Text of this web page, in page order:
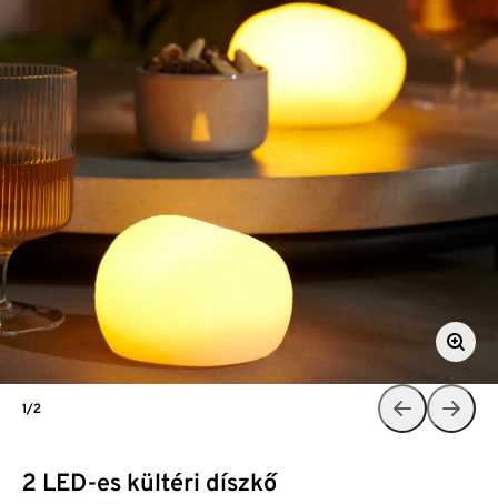
2 LED-es kültéri díszkő
1/2